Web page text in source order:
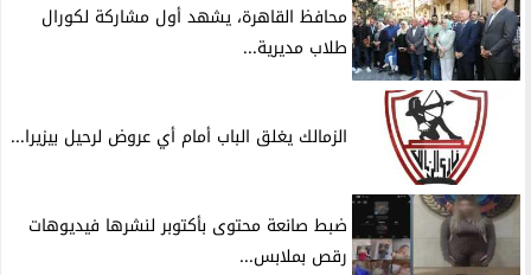
محافظ القاهرة، يشهد أول مشاركة لكورال
طلاب مديرية...
الزمالك يغلق الباب أمام أي عروض لرحيل بيزيرا...
ضبط صانعة محتوى بأكتوبر لنشرها فيديوهات
رقص بملابس...